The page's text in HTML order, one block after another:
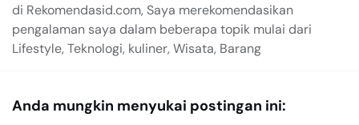
di Rekomendasid.com, Saya merekomendasikan
pengalaman saya dalam beberapa topik mulai dari
Lifestyle, Teknologi, kuliner, Wisata, Barang
Anda mungkin menyukai postingan ini: